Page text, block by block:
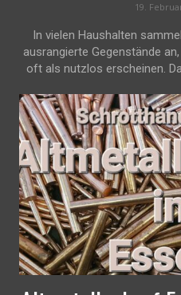
19.
In vielen Haushalten
ausrangierte Gegenstände
oft als nutzlos erscheinen.